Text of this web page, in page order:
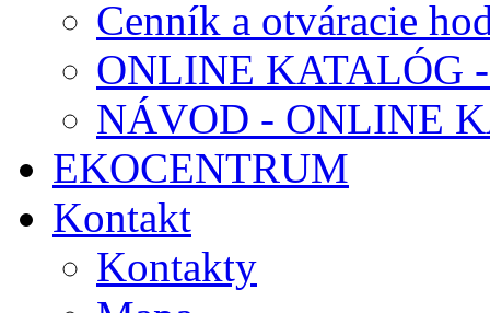
Cenník a otváracie
ONLINE KATALÓG
NÁVOD - ONLINE
EKOCENTRUM
Kontakt
Kontakty